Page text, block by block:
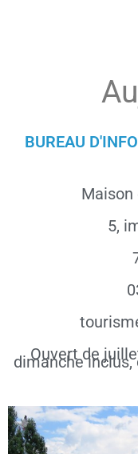
BUREAU
Maison
5,
Ouvert de
dimanche inclus,